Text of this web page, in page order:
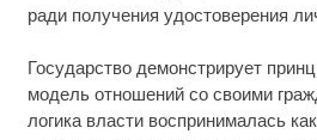
ради получения удостоверения
Государство демонстрирует
модель отношений со своими
логика власти воспринималась